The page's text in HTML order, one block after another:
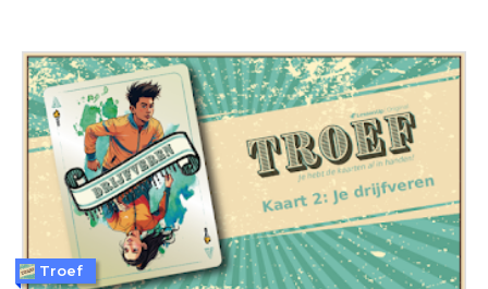
Troef